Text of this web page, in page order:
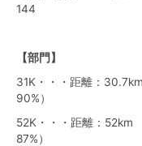
144
【部門】
31K・・・距離：
90%）
52K・・・距離：
87%）